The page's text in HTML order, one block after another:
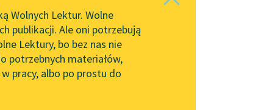
Zasady wykorzystania
Wolnych Lektur
Logotypy
Materiały promocyjne
Wolnych Lektur. Wolne
publikacji. Ale oni potrzebują
Lektury, bo bez nas nie
potrzebnych materiałów,
pracy, albo po prostu do